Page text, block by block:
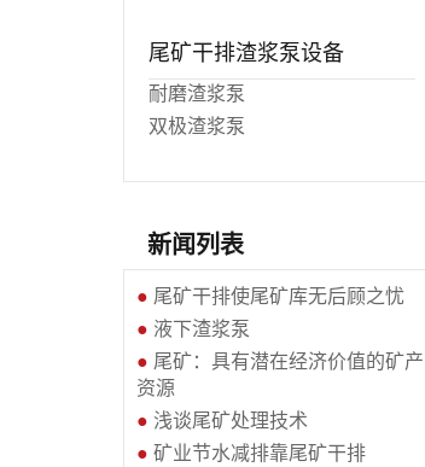
尾矿干排渣浆泵设备
耐磨渣浆泵
双极渣浆泵
新闻列表
● 尾矿干排使尾矿库无后顾之忧
● 液下渣浆泵
● 尾矿：具有潜在经济价值的矿产
资源
● 浅谈尾矿处理技术
● 矿业节水减排靠尾矿干排